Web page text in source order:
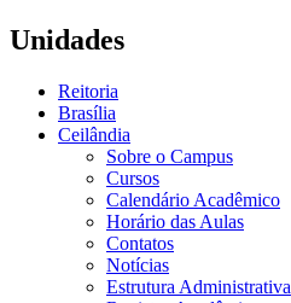
Unidades
Reitoria
Brasília
Ceilândia
Sobre o Campus
Cursos
Calendário Acadêmico
Horário das Aulas
Contatos
Notícias
Estrutura Administrativa